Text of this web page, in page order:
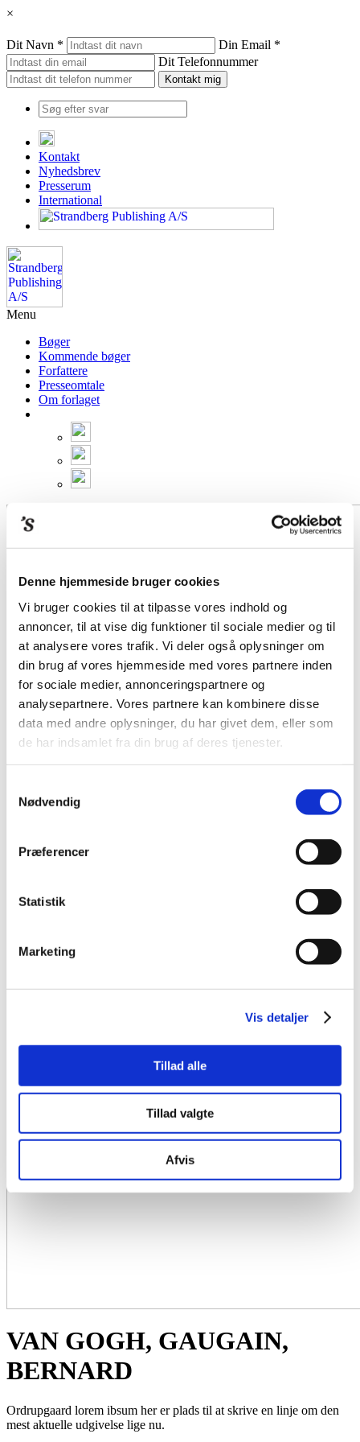
Denne hjemmeside bruger cookies
Vi bruger cookies til at tilpasse vores indhold og
annoncer, til at vise dig funktioner til sociale medier og til
at analysere vores trafik. Vi deler også oplysninger om
din brug af vores hjemmeside med vores partnere inden
for sociale medier, annonceringspartnere og
analysepartnere. Vores partnere kan kombinere disse
data med andre oplysninger, du har givet dem, eller som
de har indsamlet fra din brug af deres tjenester.
Nødvendig
Præferencer
Statistik
Marketing
Vis detaljer
Tillad alle
Tillad valgte
Afvis
×
Dit Navn *
Din Email *
Dit Telefonnummer
Kontakt
Nyhedsbrev
Presserum
International
Menu
Bøger
Kommende bøger
Forfattere
Presseomtale
Om forlaget
VAN GOGH, GAUGAIN,
BERNARD
Ordrupgaard lorem ibsum her er plads til at skrive en linje om den
mest aktuelle udgivelse lige nu.